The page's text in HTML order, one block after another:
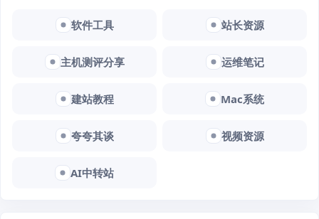
软件工具 站长资源
主机测评分享 运维笔记
建站教程 Mac系统
夸夸其谈 视频资源
AI中转站